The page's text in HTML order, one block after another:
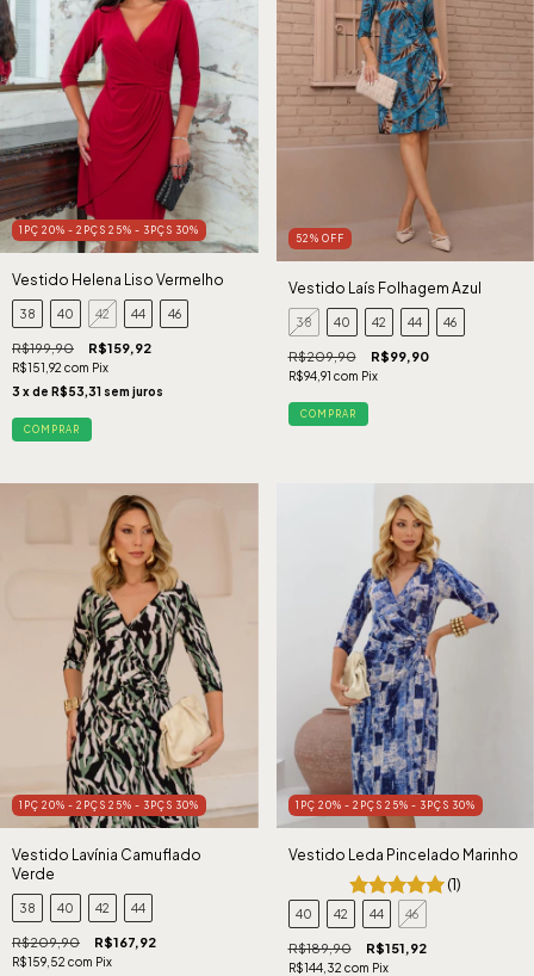
1PÇ 20% - 2PÇS 25% - 3PÇS 30%
Vestido Helena Liso Vermelho
38 40 42 44 46
R$199,90 R$159,92
R$151,92 com Pix
3 x de R$53,31 sem juros
COMPRAR
52 % OFF
Vestido Laís Folhagem Azul
38 40 42 44 46
R$209,90 R$99,90
R$94,91 com Pix
COMPRAR
1PÇ 20% - 2PÇS 25% - 3PÇS 30%
Vestido Lavínia Camuflado
Verde
38 40 42 44
R$209,90 R$167,92
R$159,52 com Pix
1PÇ 20% - 2PÇS 25% - 3PÇS 30%
Vestido Leda Pincelado Marinho
(1)
40 42 44 46
R$189,90 R$151,92
R$144,32 com Pix